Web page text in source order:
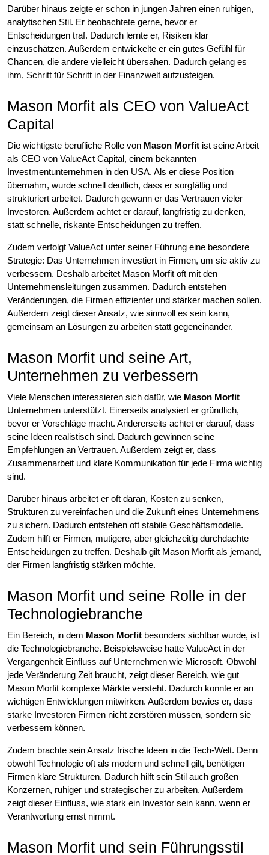
Darüber hinaus zeigte er schon in jungen Jahren einen ruhigen,
analytischen Stil. Er beobachtete gerne, bevor er
Entscheidungen traf. Dadurch lernte er, Risiken klar
einzuschätzen. Außerdem entwickelte er ein gutes Gefühl für
Chancen, die andere vielleicht übersahen. Dadurch gelang es
ihm, Schritt für Schritt in der Finanzwelt aufzusteigen.
Mason Morfit als CEO von ValueAct
Capital
Die wichtigste berufliche Rolle von Mason Morfit ist seine Arbeit
als CEO von ValueAct Capital, einem bekannten
Investmentunternehmen in den USA. Als er diese Position
übernahm, wurde schnell deutlich, dass er sorgfältig und
strukturiert arbeitet. Dadurch gewann er das Vertrauen vieler
Investoren. Außerdem achtet er darauf, langfristig zu denken,
statt schnelle, riskante Entscheidungen zu treffen.
Zudem verfolgt ValueAct unter seiner Führung eine besondere
Strategie: Das Unternehmen investiert in Firmen, um sie aktiv zu
verbessern. Deshalb arbeitet Mason Morfit oft mit den
Unternehmensleitungen zusammen. Dadurch entstehen
Veränderungen, die Firmen effizienter und stärker machen sollen.
Außerdem zeigt dieser Ansatz, wie sinnvoll es sein kann,
gemeinsam an Lösungen zu arbeiten statt gegeneinander.
Mason Morfit und seine Art,
Unternehmen zu verbessern
Viele Menschen interessieren sich dafür, wie Mason Morfit
Unternehmen unterstützt. Einerseits analysiert er gründlich,
bevor er Vorschläge macht. Andererseits achtet er darauf, dass
seine Ideen realistisch sind. Dadurch gewinnen seine
Empfehlungen an Vertrauen. Außerdem zeigt er, dass
Zusammenarbeit und klare Kommunikation für jede Firma wichtig
sind.
Darüber hinaus arbeitet er oft daran, Kosten zu senken,
Strukturen zu vereinfachen und die Zukunft eines Unternehmens
zu sichern. Dadurch entstehen oft stabile Geschäftsmodelle.
Zudem hilft er Firmen, mutigere, aber gleichzeitig durchdachte
Entscheidungen zu treffen. Deshalb gilt Mason Morfit als jemand,
der Firmen langfristig stärken möchte.
Mason Morfit und seine Rolle in der
Technologiebranche
Ein Bereich, in dem Mason Morfit besonders sichtbar wurde, ist
die Technologiebranche. Beispielsweise hatte ValueAct in der
Vergangenheit Einfluss auf Unternehmen wie Microsoft. Obwohl
jede Veränderung Zeit braucht, zeigt dieser Bereich, wie gut
Mason Morfit komplexe Märkte versteht. Dadurch konnte er an
wichtigen Entwicklungen mitwirken. Außerdem bewies er, dass
starke Investoren Firmen nicht zerstören müssen, sondern sie
verbessern können.
Zudem brachte sein Ansatz frische Ideen in die Tech-Welt. Denn
obwohl Technologie oft als modern und schnell gilt, benötigen
Firmen klare Strukturen. Dadurch hilft sein Stil auch großen
Konzernen, ruhiger und strategischer zu arbeiten. Außerdem
zeigt dieser Einfluss, wie stark ein Investor sein kann, wenn er
Verantwortung ernst nimmt.
Mason Morfit und sein Führungsstil